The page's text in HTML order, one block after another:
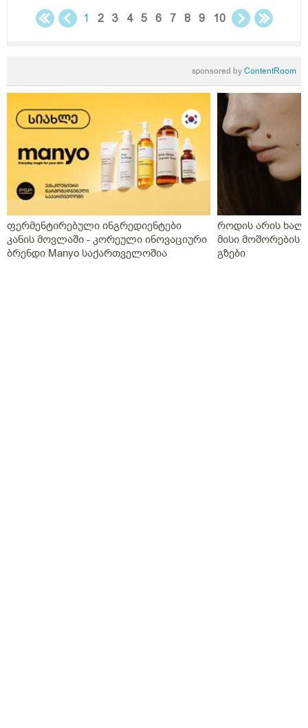
საღამოს სანთლის სახით საშოში,ნიუვიტი ორი თვე
დანიშნულება და ახალმა ექიმმა გამოუწერა სისხლის
გამათხელებელი,პოტრომბინი გაუსინჯა პირველ
რიგში რაც არ გაგვისინჯია ამ ხნის განმავლობაში და
ზღვარზე ქონდა ისე რომ ლაბორანტმა გვითხრა
საყურადღებოა თორემ მერე საპრობლემო
გახდებაო,და ისედაც თვენახევარში ერთხელ
გვნახულობდა ის ძველი ექიმი,ინდომეტაზონის
სანთელი ოცი დღე ძილის წინ,უტროჟესტანი
საღამოს,კურანტილი სისხლის გამათხელებელი,ახლა
აქვს თავის ტკივილები,სხვა ჩვენება არააქვს და ასე
გვგონია დ ვიტამია გამოიწვიაო მარა ვირუსიც
ქონდა,ვაგოსტაბილი თავის ტკივილისთვის,თქვენ რას
გვირჩევთ?როგორც გვითხარით ონლაინ ისე მიდის
ყველაფერი და ხალხს შეხება აქვთ პირდაპირ
1 2 3 4 5 6 7 8 9 10
sponsored byContentRoom
ფერმენტირებული ინგრედიენტები
კანის მოვლაში - კორეული ინოვაციური
ბრენდი Manyo საქართველოშია
როდის არის
მისი მოშორების
გზები